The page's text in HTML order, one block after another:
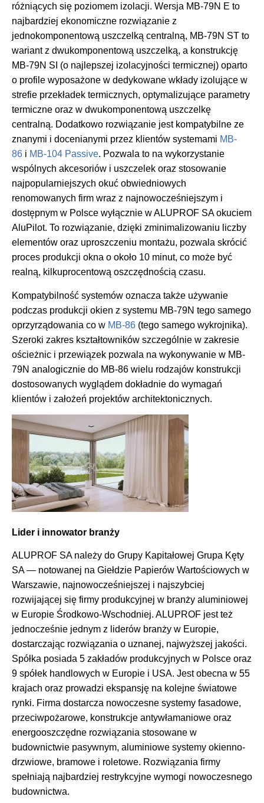
różniących się poziomem izolacji. Wersja MB-79N E to
najbardziej ekonomiczne rozwiązanie z
jednokomponentową uszczelką centralną, MB-79N ST to
wariant z dwukomponentową uszczelką, a konstrukcję
MB-79N SI (o najlepszej izolacyjności termicznej) oparto
o profile wyposażone w dedykowane wkłady izolujące w
strefie przekładek termicznych, optymalizujące parametry
termiczne oraz w dwukomponentową uszczelkę
centralną. Dodatkowo rozwiązanie jest kompatybilne ze
znanymi i docenianymi przez klientów systemami MB-
86 i MB-104 Passive. Pozwala to na wykorzystanie
wspólnych akcesoriów i uszczelek oraz stosowanie
najpopularniejszych okuć obwiedniowych
renomowanych firm wraz z najnowocześniejszym i
dostępnym w Polsce wyłącznie w ALUPROF SA okuciem
AluPilot. To rozwiązanie, dzięki zminimalizowaniu liczby
elementów oraz uproszczeniu montażu, pozwala skrócić
proces produkcji okna o około 10 minut, co może być
realną, kilkuprocentową oszczędnością czasu.
Kompatybilność systemów oznacza także używanie
podczas produkcji okien z systemu MB-79N tego samego
oprzyrządowania co w MB-86 (tego samego wykrojnika).
Szeroki zakres kształtowników szczególnie w zakresie
ościeżnic i przewiązek pozwala na wykonywanie w MB-
79N analogicznie do MB-86 wielu rodzajów konstrukcji
dostosowanych wyglądem dokładnie do wymagań
klientów i założeń projektów architektonicznych.
Lider i innowator branży
ALUPROF SA należy do Grupy Kapitałowej Grupa Kęty
SA — notowanej na Giełdzie Papierów Wartościowych w
Warszawie, najnowocześniejszej i najszybciej
rozwijającej się firmy produkcyjnej w branży aluminiowej
w Europie Środkowo-Wschodniej. ALUPROF jest też
jednocześnie jednym z liderów branży w Europie,
dostarczając rozwiązania o uznanej, najwyższej jakości.
Spółka posiada 5 zakładów produkcyjnych w Polsce oraz
9 spółek handlowych w Europie i USA. Jest obecna w 55
krajach oraz prowadzi ekspansję na kolejne światowe
rynki. Firma dostarcza nowoczesne systemy fasadowe,
przeciwpożarowe, konstrukcje antywłamaniowe oraz
energooszczędne rozwiązania stosowane w
budownictwie pasywnym, aluminiowe systemy okienno-
drzwiowe, bramowe i roletowe. Rozwiązania firmy
spełniają najbardziej restrykcyjne wymogi nowoczesnego
budownictwa.